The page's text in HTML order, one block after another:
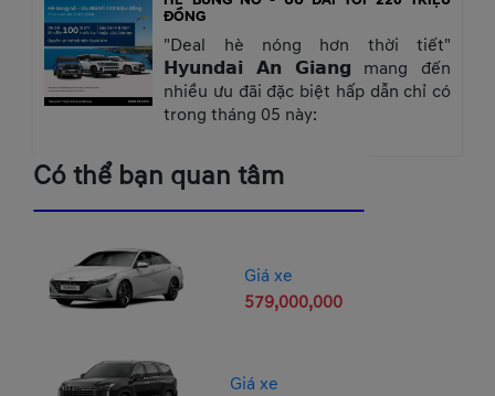
ĐỒNG
"Deal hè nóng hơn thời tiết"
𝗛𝘆𝘂𝗻𝗱𝗮𝗶 𝗔𝗻 𝗚𝗶𝗮𝗻𝗴 mang đến
nhiều ưu đãi đặc biệt hấp dẫn chỉ có
trong tháng 05 này:
Có thể bạn quan tâm
Giá xe
579,000,000
Giá xe